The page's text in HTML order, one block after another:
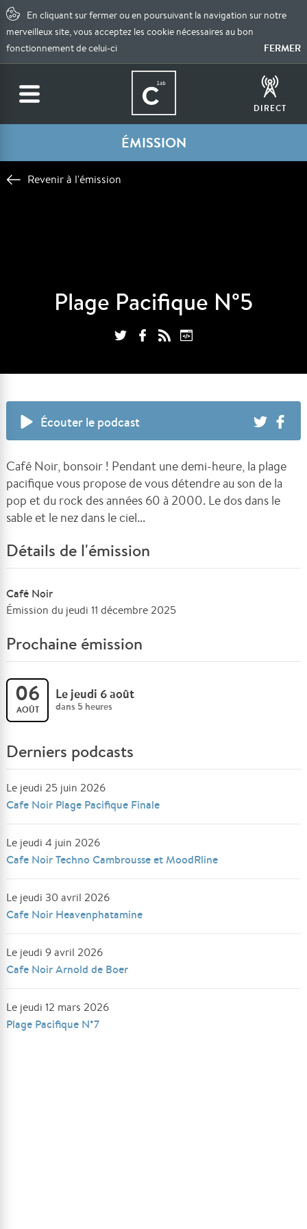
En cliquant sur fermer ou en poursuivant la navigation sur notre
merveilleux site, vous acceptez les cookie nécessaires au bon
fonctionnement de celui-ci
FERMER
DIRECT
ÉMISSION
Revenir à l'émission
Plage Pacifique N°5
Écouter le podcast
Café Noir, bonsoir ! Pendant une demi-heure, la plage
pacifique vous propose de vous détendre au son de la
pop et du rock des années 60 à 2000. Le dos dans le
sable et le nez dans le ciel...
Détails de l'émission
Café Noir
Émission du jeudi 11 décembre 2025
Prochaine émission
06
AOÛT
Le jeudi 6 août
dans 5 heures
Derniers podcasts
Le jeudi 25 juin 2026
Cafe Noir Plage Pacifique Finale
Le jeudi 4 juin 2026
Cafe Noir Techno Cambrousse et MoodRline
Le jeudi 30 avril 2026
Cafe Noir Heavenphatamine
Le jeudi 9 avril 2026
Cafe Noir Arnold de Boer
Le jeudi 12 mars 2026
Plage Pacifique N°7